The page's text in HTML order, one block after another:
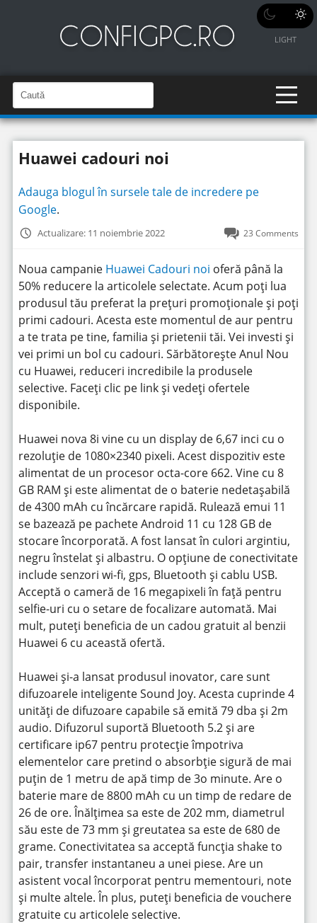
LIGHT
a
u
t
n
C
a
u
î
n
t
Huawei cadouri noi
Adauga blogul în sursele tale de incredere pe
Google.
Actualizare: 11 noiembrie 2022 23 Comments
Noua campanie Huawei Cadouri noi oferă până la
50% reducere la articolele selectate. Acum poți lua
produsul tău preferat la prețuri promoționale și poți
primi cadouri. Acesta este momentul de aur pentru
a te trata pe tine, familia și prietenii tăi. Vei investi și
vei primi un bol cu ​​cadouri. Sărbătorește Anul Nou
cu Huawei, reduceri incredibile la produsele
selective. Faceți clic pe link și vedeți ofertele
disponibile.
Huawei nova 8i vine cu un display de 6,67 inci cu o
rezoluție de 1080×2340 pixeli. Acest dispozitiv este
alimentat de un procesor octa-core 662. Vine cu 8
GB RAM și este alimentat de o baterie nedetașabilă
de 4300 mAh cu încărcare rapidă. Rulează emui 11
se bazează pe pachete Android 11 cu 128 GB de
stocare încorporată. A fost lansat în culori argintiu,
negru înstelat și albastru. O opțiune de conectivitate
include senzori wi-fi, gps, Bluetooth și cablu USB.
Acceptă o cameră de 16 megapixeli în față pentru
selfie-uri cu o setare de focalizare automată. Mai
mult, puteți beneficia de un cadou gratuit al benzii
Huawei 6 cu această ofertă.
Huawei și-a lansat produsul inovator, care sunt
difuzoarele inteligente Sound Joy. Acesta cuprinde 4
unități de difuzoare capabile să emită 79 dba și 2m
audio. Difuzorul suportă Bluetooth 5.2 și are
certificare ip67 pentru protecție împotriva
elementelor care pretind o absorbție sigură de mai
puțin de 1 metru de apă timp de 3o minute. Are o
baterie mare de 8800 mAh cu un timp de redare de
26 de ore. Înălțimea sa este de 202 mm, diametrul
său este de 73 mm și greutatea sa este de 680 de
grame. Conectivitatea sa acceptă funcția shake to
pair, transfer instantaneu a unei piese. Are un
asistent vocal încorporat pentru mementouri, note
și multe altele. În plus, puteți beneficia de vouchere
gratuite cu articolele selective.